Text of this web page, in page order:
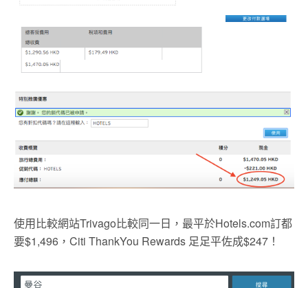
使用比較網站Trivago比較同一日，最平於Hotels.com訂都
要$1,496，Citi ThankYou Rewards 足足平佐成$247！